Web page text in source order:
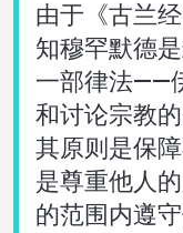
由于《古兰
知穆罕默德
一部律法——
和讨论宗教
其原则是保
是尊重他人
的范围内遵